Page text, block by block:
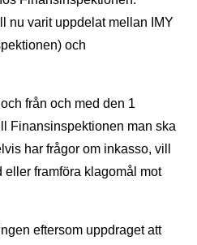
nu varit uppdelat mellan IMY
och
från och med den 1
Finansinspektionen man ska
har frågor om inkasso, vill
framföra klagomål mot
eftersom uppdraget att